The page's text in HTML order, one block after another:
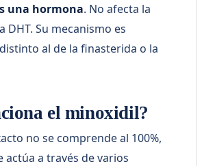
una hormona. No afecta la
DHT. Su mecanismo es
al de la finasterida o la
el minoxidil?
no se comprende al 100%,
actúa a través de varios